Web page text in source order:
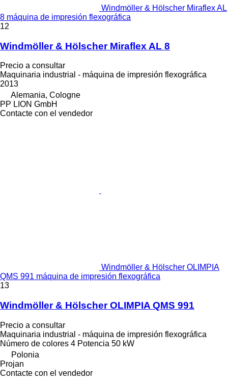
Windmöller & Hölscher Miraflex AL
8 máquina de impresión flexográfica
12
Windmöller & Hölscher Miraflex AL 8
Precio a consultar
Maquinaria industrial - máquina de impresión flexográfica
2013
Alemania, Cologne
PP LION GmbH
Contacte con el vendedor
Windmöller & Hölscher OLIMPIA
QMS 991 máquina de impresión flexográfica
13
Windmöller & Hölscher OLIMPIA QMS 991
Precio a consultar
Maquinaria industrial - máquina de impresión flexográfica
Número de colores 4 Potencia 50 kW
Polonia
Projan
Contacte con el vendedor